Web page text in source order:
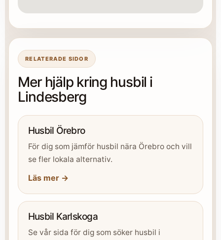
RELATERADE SIDOR
Mer hjälp kring husbil i
Lindesberg
Husbil Örebro
För dig som jämför husbil nära Örebro och vill
se fler lokala alternativ.
Läs mer →
Husbil Karlskoga
Se vår sida för dig som söker husbil i